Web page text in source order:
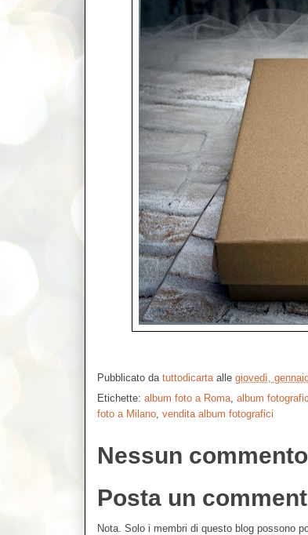
Pubblicato da tuttodicarta alle giovedì,
Etichette: album foto a Roma, album
foto a Milano, vendita album fotografici
Nessun
Posta un
Nota. Solo i membri di questo blog possono